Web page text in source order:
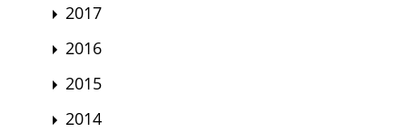
2017
2016
2015
2014